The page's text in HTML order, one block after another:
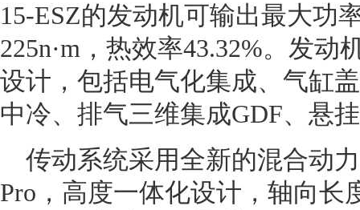
15-ESZ的发动机可输出最大功
225n·m，热效率43.32%。发
设计，包括电气化集成、气缸
中冷、排气三维集成GDF、悬
传动系统采用全新的混合动
Pro，高度一体化设计，轴向长